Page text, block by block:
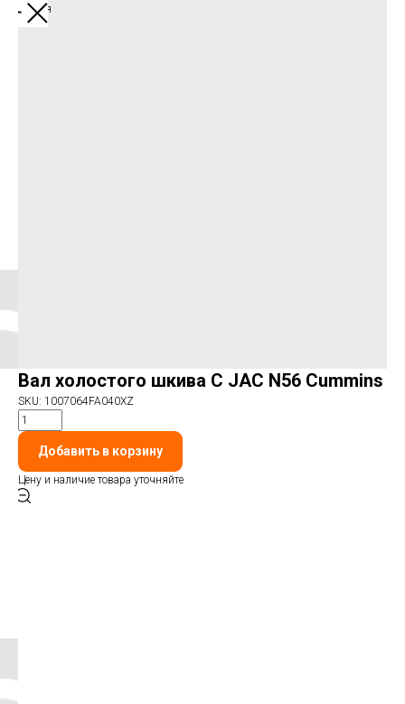
Вернуться
Вал холостого шкива C JAC N56 Cummins
SKU: 1007064FA040XZ
Добавить в корзину
Цену и наличие товара уточняйте